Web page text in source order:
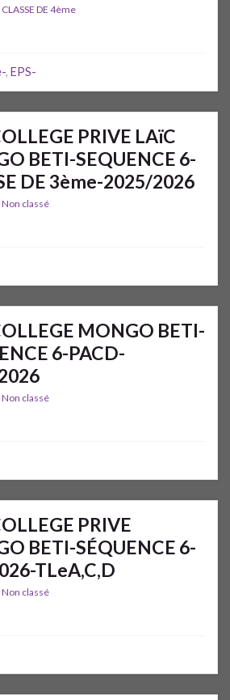
CLASSE DE 4ème
, EPS-
PRIVE LAïC
BETI-SEQUENCE 6-
DE 3ème-2025/2026
Non classé
MONGO BETI-
6-PACD-
Non classé
PRIVE
BETI-SÉQUENCE 6-
TLeA,C,D
Non classé